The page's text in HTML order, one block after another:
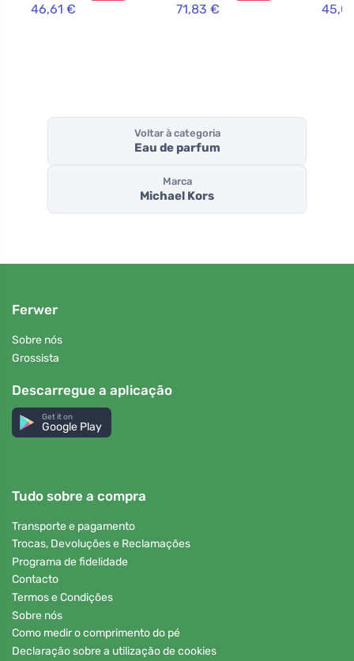
46,61 € 71,83 €
Voltar à categoria
Eau de parfum
Marca
Michael Kors
Ferwer
Sobre nós
Grossista
Descarregue a aplicação
Get it on
Google Play
Tudo sobre a compra
Transporte e pagamento
Trocas, Devoluções e Reclamações
Programa de fidelidade
Contacto
Termos e Condições
Sobre nós
Como medir o comprimento do pé
Declaração sobre a utilização de cookies